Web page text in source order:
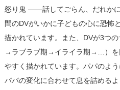
怒り鬼 ――話してごらん、だれか
間のDVがいかに子どもの心に恐怖
描かれています。また、DVが3つ
→ラブラブ期→イライラ期→…）を
やすく描かれています。パパのよ
パパの変化に合わせて息を詰める